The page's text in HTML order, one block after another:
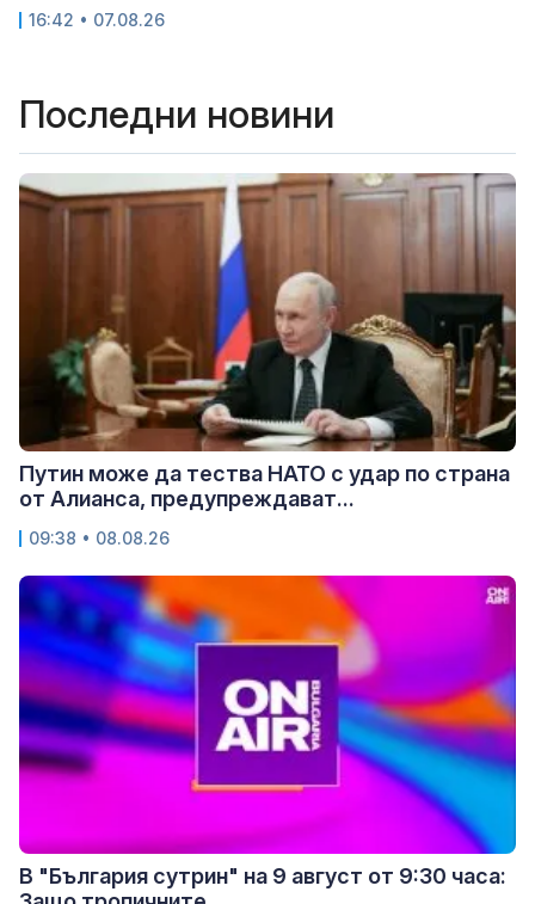
16:42 • 07.08.26
Последни новини
Путин може да тества НАТО с удар по страна
от Алианса, предупреждават...
09:38 • 08.08.26
В "България сутрин" на 9 август от 9:30 часа: